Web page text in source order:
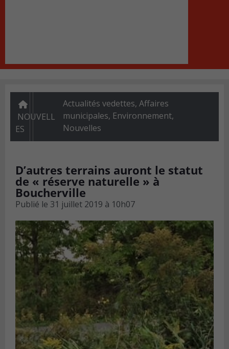
NOUVELL
ES
Actualités vedettes, Affaires
municipales, Environnement,
Nouvelles
D’autres terrains auront le statut
de « réserve naturelle » à
Boucherville
Publié le 31 juillet 2019 à 10h07